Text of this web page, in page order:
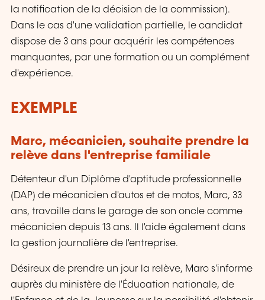
la notification de la décision de la commission).
Dans le cas d'une validation partielle, le candidat
dispose de 3 ans pour acquérir les compétences
manquantes, par une formation ou un complément
d'expérience.
EXEMPLE
Marc, mécanicien, souhaite prendre la
relève dans l'entreprise familiale
Détenteur d'un Diplôme d'aptitude professionnelle
(DAP) de mécanicien d'autos et de motos, Marc, 33
ans, travaille dans le garage de son oncle comme
mécanicien depuis 13 ans. Il l'aide également dans
la gestion journalière de l'entreprise.
Désireux de prendre un jour la relève, Marc s'informe
auprès du ministère de l'Éducation nationale, de